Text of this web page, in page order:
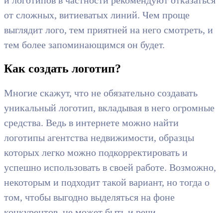
от сложных, витиеватых линий. Чем проще
выглядит лого, тем приятней на него смотреть, и
тем более запоминающимся он будет.
Как создать логотип?
Многие скажут, что не обязательно создавать
уникальный логотип, вкладывая в него огромные
средства. Ведь в интернете можно найти
логотипы агентства недвижимости, образцы
которых легко можно подкорректировать и
успешно использовать в своей работе. Возможно,
некоторым и подходит такой вариант, но тогда о
том, чтобы выгодно выделяться на фоне